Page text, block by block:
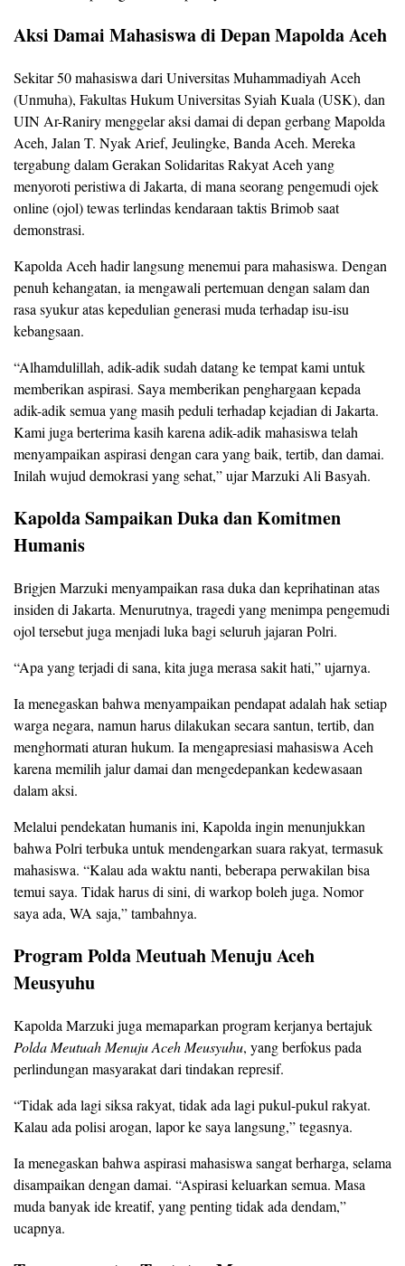
Aksi Damai Mahasiswa di Depan Mapolda Aceh
Sekitar 50 mahasiswa dari Universitas Muhammadiyah Aceh
(Unmuha), Fakultas Hukum Universitas Syiah Kuala (USK), dan
UIN Ar-Raniry menggelar aksi damai di depan gerbang Mapolda
Aceh, Jalan T. Nyak Arief, Jeulingke, Banda Aceh. Mereka
tergabung dalam Gerakan Solidaritas Rakyat Aceh yang
menyoroti peristiwa di Jakarta, di mana seorang pengemudi ojek
online (ojol) tewas terlindas kendaraan taktis Brimob saat
demonstrasi.
Kapolda Aceh hadir langsung menemui para mahasiswa. Dengan
penuh kehangatan, ia mengawali pertemuan dengan salam dan
rasa syukur atas kepedulian generasi muda terhadap isu-isu
kebangsaan.
“Alhamdulillah, adik-adik sudah datang ke tempat kami untuk
memberikan aspirasi. Saya memberikan penghargaan kepada
adik-adik semua yang masih peduli terhadap kejadian di Jakarta.
Kami juga berterima kasih karena adik-adik mahasiswa telah
menyampaikan aspirasi dengan cara yang baik, tertib, dan damai.
Inilah wujud demokrasi yang sehat,” ujar Marzuki Ali Basyah.
Kapolda Sampaikan Duka dan Komitmen
Humanis
Brigjen Marzuki menyampaikan rasa duka dan keprihatinan atas
insiden di Jakarta. Menurutnya, tragedi yang menimpa pengemudi
ojol tersebut juga menjadi luka bagi seluruh jajaran Polri.
“Apa yang terjadi di sana, kita juga merasa sakit hati,” ujarnya.
Ia menegaskan bahwa menyampaikan pendapat adalah hak setiap
warga negara, namun harus dilakukan secara santun, tertib, dan
menghormati aturan hukum. Ia mengapresiasi mahasiswa Aceh
karena memilih jalur damai dan mengedepankan kedewasaan
dalam aksi.
Melalui pendekatan humanis ini, Kapolda ingin menunjukkan
bahwa Polri terbuka untuk mendengarkan suara rakyat, termasuk
mahasiswa. “Kalau ada waktu nanti, beberapa perwakilan bisa
temui saya. Tidak harus di sini, di warkop boleh juga. Nomor
saya ada, WA saja,” tambahnya.
Program Polda Meutuah Menuju Aceh
Meusyuhu
Kapolda Marzuki juga memaparkan program kerjanya bertajuk
Polda Meutuah Menuju Aceh Meusyuhu, yang berfokus pada
perlindungan masyarakat dari tindakan represif.
“Tidak ada lagi siksa rakyat, tidak ada lagi pukul-pukul rakyat.
Kalau ada polisi arogan, lapor ke saya langsung,” tegasnya.
Ia menegaskan bahwa aspirasi mahasiswa sangat berharga, selama
disampaikan dengan damai. “Aspirasi keluarkan semua. Masa
muda banyak ide kreatif, yang penting tidak ada dendam,”
ucapnya.